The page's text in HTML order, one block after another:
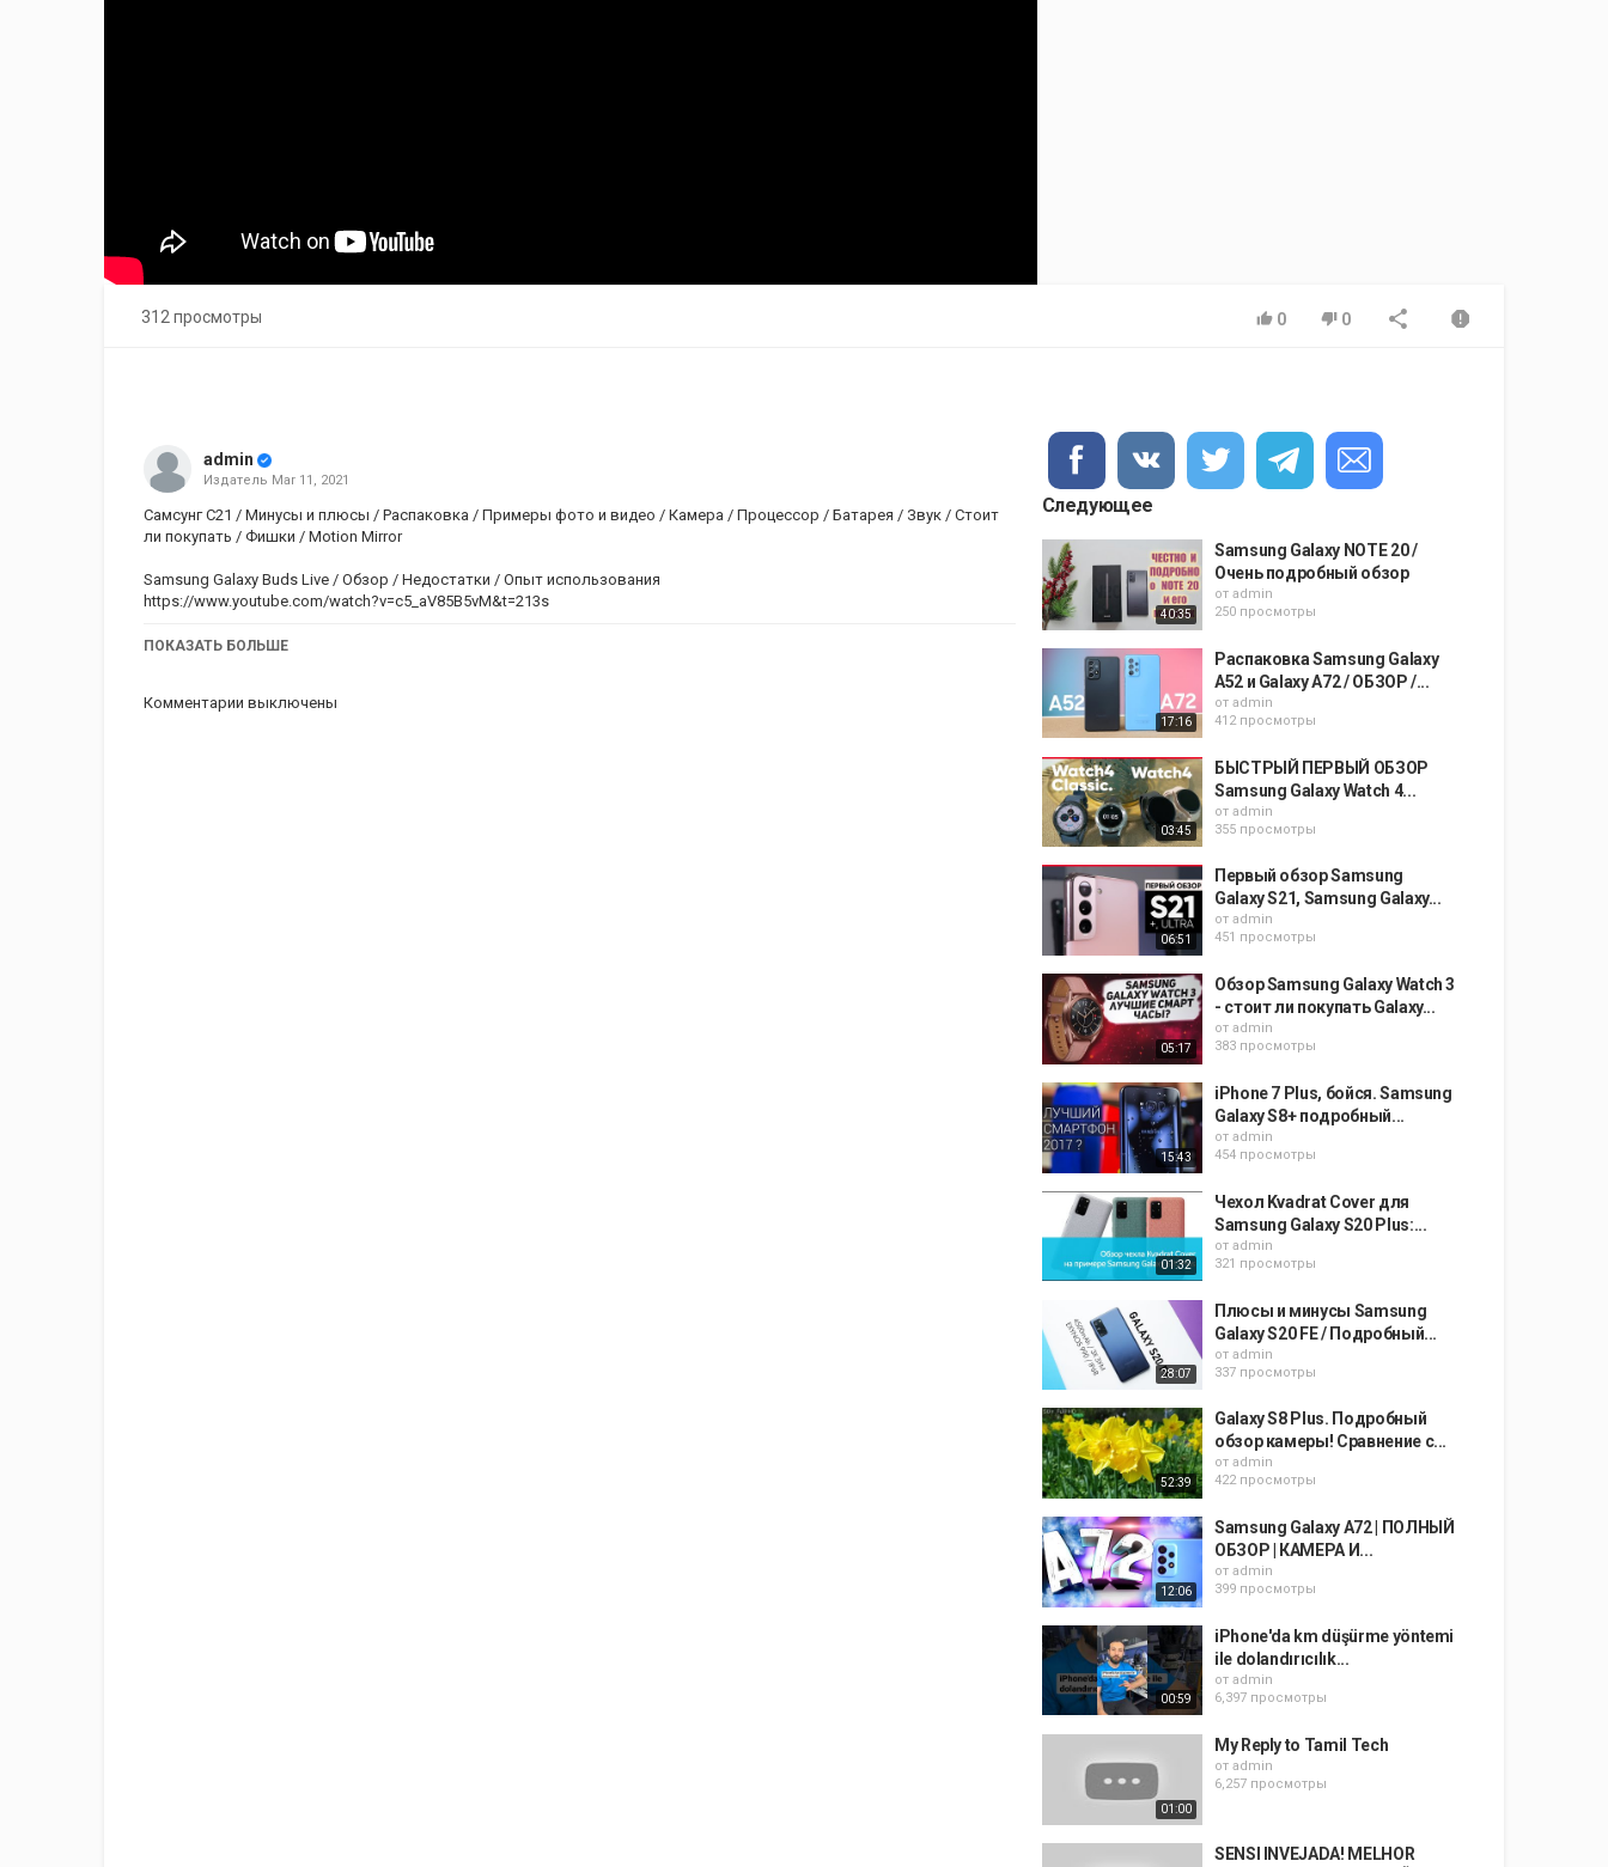
312 просмотры 0 0
admin
Издатель Mar 11, 2021
Самсунг С21 / Минусы и плюсы / Распаковка / Примеры фото и видео / Камера / Процессор / Батарея / Звук / Стоит
ли покупать / Фишки / Motion Mirror
Samsung Galaxy Buds Live / Обзор / Недостатки / Опыт использования
https://www.youtube.com/watch?v=c5_aV85B5vM&t=213s
Моя страничка instagram
Категория iPhone 7 Plus обзор
ПОКАЗАТЬ БОЛЬШЕ
Комментарии выключены
Следующее
40:35
Samsung Galaxy NOTE 20 /
Очень подробный обзор
от admin
250 просмотры
17:16
Распаковка Samsung Galaxy
A52 и Galaxy A72 / ОБЗОР /...
от admin
412 просмотры
03:45
БЫСТРЫЙ ПЕРВЫЙ ОБЗОР
Samsung Galaxy Watch 4...
от admin
355 просмотры
06:51
Первый обзор Samsung
Galaxy S21, Samsung Galaxy...
от admin
451 просмотры
05:17
Обзор Samsung Galaxy Watch 3
- стоит ли покупать Galaxy...
от admin
383 просмотры
15:43
iPhone 7 Plus, бойся. Samsung
Galaxy S8+ подробный...
от admin
454 просмотры
01:32
Чехол Kvadrat Cover для
Samsung Galaxy S20 Plus:...
от admin
321 просмотры
28:07
Плюсы и минусы Samsung
Galaxy S20 FE / Подробный...
от admin
337 просмотры
52:39
Galaxy S8 Plus. Подробный
обзор камеры! Сравнение с...
от admin
422 просмотры
12:06
Samsung Galaxy A72 | ПОЛНЫЙ
ОБЗОР | КАМЕРА И...
от admin
399 просмотры
00:59
iPhone'da km düşürme yöntemi
ile dolandırıcılık...
от admin
6,397 просмотры
01:00
My Reply to Tamil Tech
от admin
6,257 просмотры
SENSI INVEJADA! MELHOR